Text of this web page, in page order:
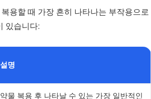
용할 때 가장 흔히 나타나는 부작용으로
있습니다:
설명
약물 복용 후 나타날 수 있는 가장 일반적인